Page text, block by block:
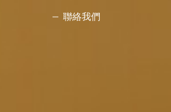
聯絡我們